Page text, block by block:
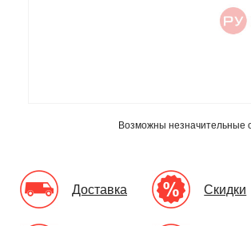
Возможны незначительные
Доставка Скидки